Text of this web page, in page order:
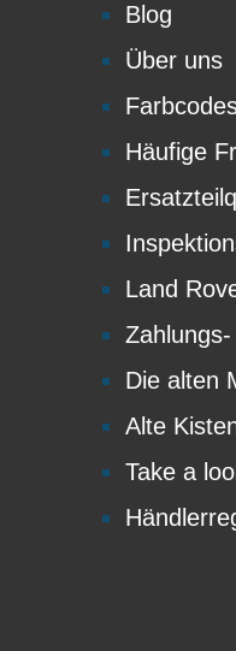
Blog
Über uns
Häufige
Land
Die alten
Alte
Take a